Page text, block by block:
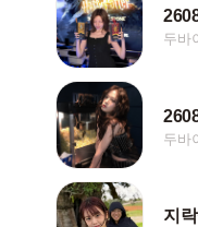
두바
두바
지